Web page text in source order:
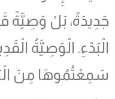
جَدِيدَةً، بَلْ وَصِيَّةً
الْبَدْءِ. الْوَصِيَّةُ
سَمِعْتُمُوهَا مِنَ